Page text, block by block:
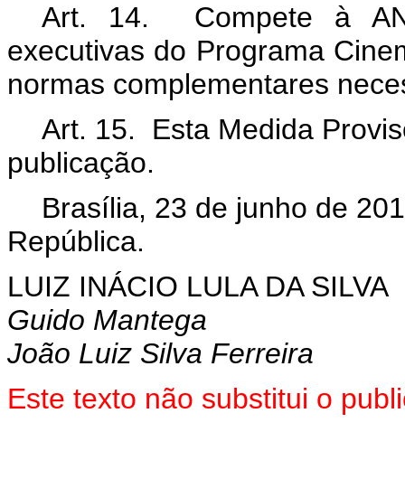
Art. 14. Compete à
executivas do Programa
normas complementares
Art. 15. Esta Medida
publicação.
Brasília, 23 de junho de
República.
LUIZ INÁCIO LULA DA SILVA
Guido Mantega
João Luiz Silva Ferreira
Este texto não substitui o